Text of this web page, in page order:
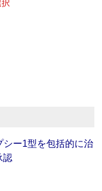
ー1型を包括的に治
認